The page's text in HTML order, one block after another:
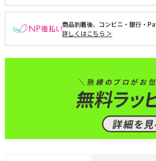
商品到着後、コンビニ・銀行・
詳しくはこちら ＞